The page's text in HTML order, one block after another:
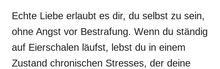
Echte Liebe erlaubt es dir, du selbst zu sein,
ohne Angst vor Bestrafung. Wenn du ständig
auf Eierschalen läufst, lebst du in einem
Zustand chronischen Stresses, der deine